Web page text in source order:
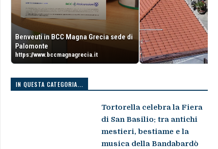
Benveuti in BCC Magna Grecia sede di
Palomonte
https://www.bccmagnagrecia.it
IN QUESTA CATEGORIA...
Tortorella celebra la Fiera
di San Basilio: tra antichi
mestieri, bestiame e la
musica della Bandabardò